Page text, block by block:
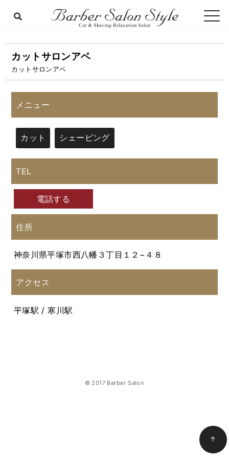
カットサロンアベ
カットサロンアベ
メニュー
カット シェービング
TEL
電話する
住所
神奈川県平塚市西八幡３丁目１２−４８
アクセス
平塚駅 / 寒川駅
© 2017 Barber Salon
↑